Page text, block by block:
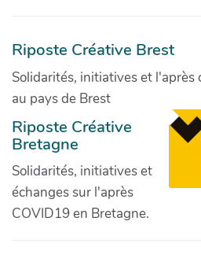
Riposte Créative Brest
Solidarités, initiatives et l'après
au pays de Brest
Riposte Créative
Bretagne
Solidarités, initiatives et
échanges sur l'après
COVID19 en Bretagne.